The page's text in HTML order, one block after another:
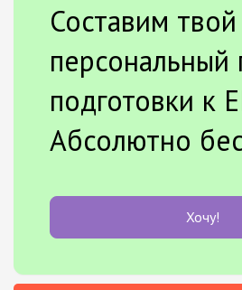
Составим твой
персональный
подготовки к
Абсолютно
Хочу!